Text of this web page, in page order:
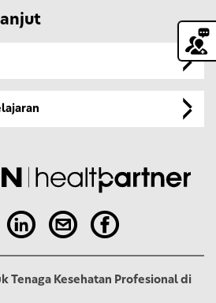
Tenaga Kesehatan Profesional di